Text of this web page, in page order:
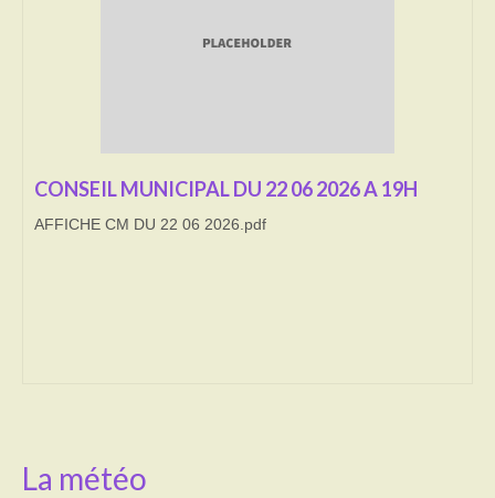
Correspondants de presse
LE BRULAGE DES VEGETAUX
CONSEIL MUNICIPAL DU 22 06 2026 A 19H
AFFICHE CM DU 22 06 2026.pdf
La météo